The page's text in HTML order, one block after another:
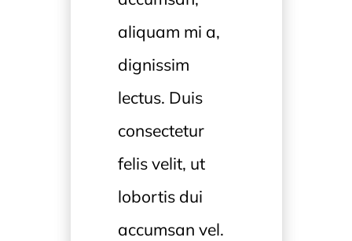
aliquam mi a,
dignissim
lectus. Duis
consectetur
felis velit, ut
lobortis dui
accumsan vel.